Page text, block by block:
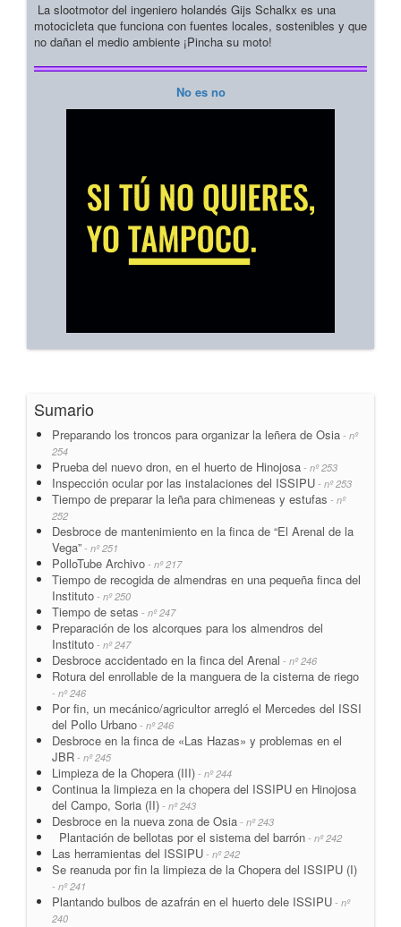
La slootmotor del ingeniero holandés Gijs Schalkx es una
motocicleta que funciona con fuentes locales, sostenibles y que
no dañan el medio ambiente ¡Pincha su moto!
No es no
Sumario
Preparando los troncos para organizar la leñera de Osia - nº
254
Prueba del nuevo dron, en el huerto de Hinojosa - nº 253
Inspección ocular por las instalaciones del ISSIPU - nº 253
Tiempo de preparar la leña para chimeneas y estufas - nº
252
Desbroce de mantenimiento en la finca de “El Arenal de la
Vega” - nº 251
PolloTube Archivo - nº 217
Tiempo de recogida de almendras en una pequeña finca del
Instituto - nº 250
Tiempo de setas - nº 247
Preparación de los alcorques para los almendros del
Instituto - nº 247
Desbroce accidentado en la finca del Arenal - nº 246
Rotura del enrollable de la manguera de la cisterna de riego
- nº 246
Por fin, un mecánico/agricultor arregló el Mercedes del ISSI
del Pollo Urbano - nº 246
Desbroce en la finca de «Las Hazas» y problemas en el
JBR - nº 245
Limpieza de la Chopera (III) - nº 244
Continua la limpieza en la chopera del ISSIPU en Hinojosa
del Campo, Soria (II) - nº 243
Desbroce en la nueva zona de Osia - nº 243
Plantación de bellotas por el sistema del barrón - nº 242
Las herramientas del ISSIPU - nº 242
Se reanuda por fin la limpieza de la Chopera del ISSIPU (I)
- nº 241
Plantando bulbos de azafrán en el huerto dele ISSIPU - nº
240